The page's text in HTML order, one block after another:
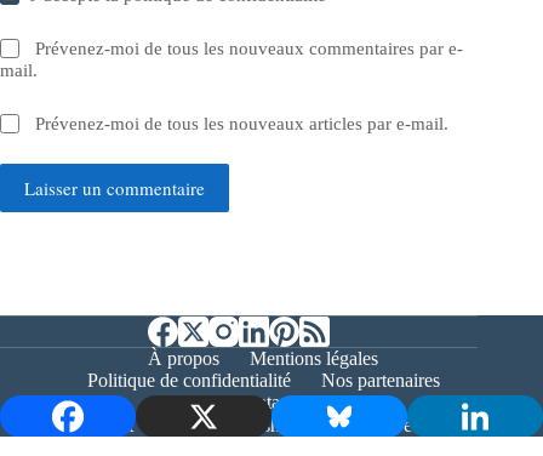
Prévenez-moi de tous les nouveaux commentaires par e-
mail.
Prévenez-moi de tous les nouveaux articles par e-mail.
Laisser un commentaire
À propos
Mentions légales
Politique de confidentialité
Nos partenaires
Contact
Copyright © 2026 - Bernieshoot.fr Journal Web